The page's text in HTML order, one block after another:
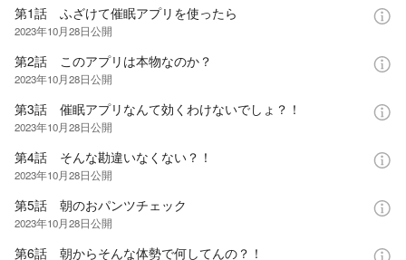
第1話 ふざけて催眠アプリを使ったら
2023年10月28日公開
第2話 このアプリは本物なのか？
2023年10月28日公開
第3話 催眠アプリなんて効くわけないでしょ？！
2023年10月28日公開
第4話 そんな勘違いなくない？！
2023年10月28日公開
第5話 朝のおパンツチェック
2023年10月28日公開
第6話 朝からそんな体勢で何してんの？！